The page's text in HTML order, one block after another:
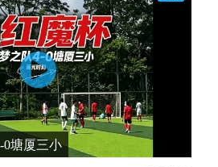
0塘厦三小